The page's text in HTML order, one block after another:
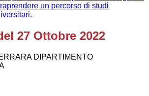
un percorso di studi
27 Ottobre 2022
DIPARTIMENTO